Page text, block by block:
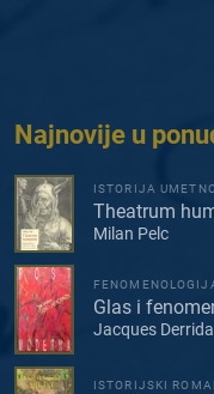
Najnovije u
ISTORIJA
Theatrum
Milan Pelc
Glas i
Jacques Derrida
ISTORIJSKI